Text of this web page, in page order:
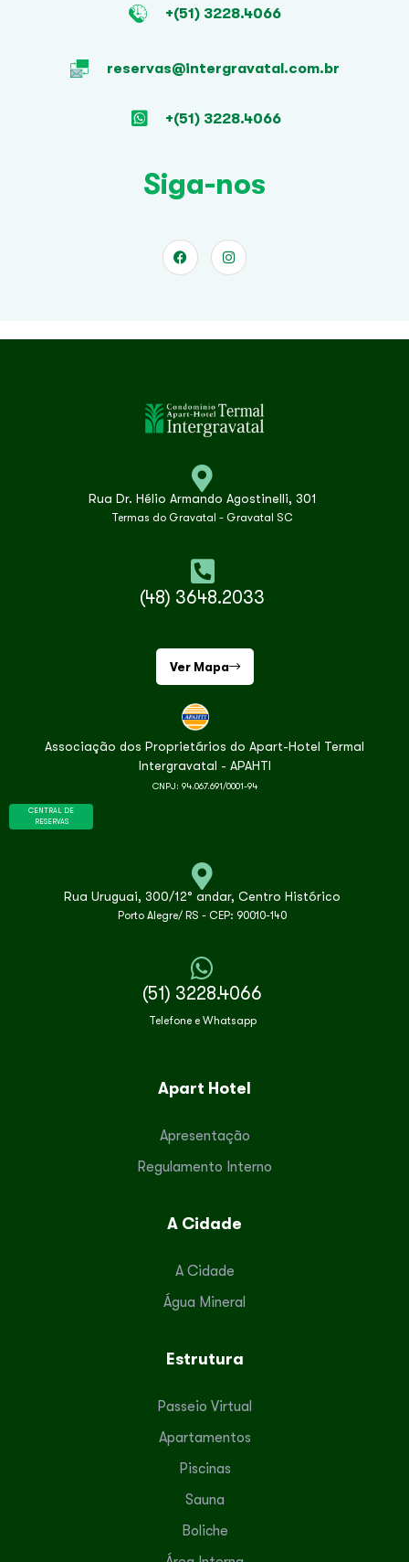
+(51) 3228.4066
reservas@intergravatal.com.br
+(51) 3228.4066
Siga-nos
Rua Dr. Hélio Armando Agostinelli, 301
Termas do Gravatal - Gravatal SC
(48) 3648.2033
Ver Mapa
Associação dos Proprietários do Apart-Hotel Termal
Intergravatal - APAHTI
CNPJ: 94.067.691/0001-94
CENTRAL DE
RESERVAS
Rua Uruguai, 300/12° andar, Centro Histórico
Porto Alegre/ RS - CEP: 90010-140
(51) 3228.4066
Telefone e Whatsapp
Apart Hotel
Apresentação
Regulamento Interno
A Cidade
A Cidade
Água Mineral
Estrutura
Passeio Virtual
Apartamentos
Piscinas
Sauna
Boliche